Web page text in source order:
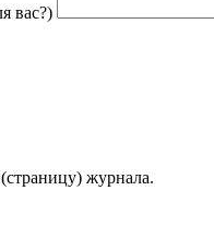
вас?)
журнала.